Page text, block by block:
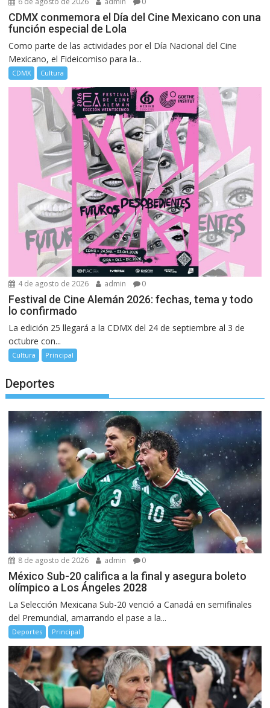
CDMX conmemora el Día del Cine Mexicano con una
función especial de Lola
Como parte de las actividades por el Día Nacional del Cine
Mexicano, el Fideicomiso para la...
CDMX Cultura
4 de agosto de 2026 admin 0
Festival de Cine Alemán 2026: fechas, tema y todo
lo confirmado
La edición 25 llegará a la CDMX del 24 de septiembre al 3 de
octubre con...
Cultura Principal
Deportes
8 de agosto de 2026 admin 0
México Sub-20 califica a la final y asegura boleto
olímpico a Los Ángeles 2028
La Selección Mexicana Sub-20 venció a Canadá en semifinales
del Premundial, amarrando el pase a la...
Deportes Principal